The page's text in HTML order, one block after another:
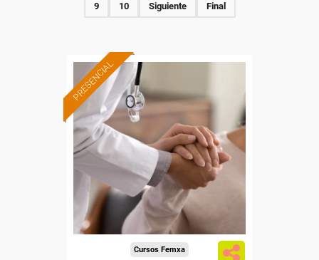
9 10 Siguiente Final
PRESENCIAL
Formación 100%
subvencionada.
Para desempleados,
trabajadores y autónomos
de Cantabria.
Para todos los sectores.
Cursos Femxa